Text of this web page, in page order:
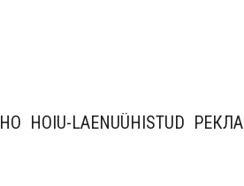
HOIU-LAENUÜHISTUD